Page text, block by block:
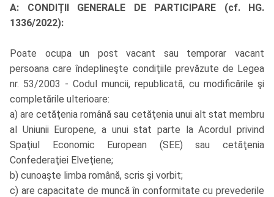
A: CONDIȚII GENERALE DE PARTICIPARE (cf. HG.
1336/2022):
Poate ocupa un post vacant sau temporar vacant
persoana care îndeplineşte condiţiile prevăzute de Legea
nr. 53/2003 - Codul muncii, republicată, cu modificările şi
completările ulterioare:
a) are cetăţenia română sau cetăţenia unui alt stat membru
al Uniunii Europene, a unui stat parte la Acordul privind
Spaţiul Economic European (SEE) sau cetăţenia
Confederaţiei Elveţiene;
b) cunoaşte limba română, scris şi vorbit;
c) are capacitate de muncă în conformitate cu prevederile